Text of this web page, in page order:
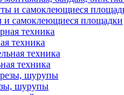
и самоклеющиеся площадки
техника
техника
шурупы